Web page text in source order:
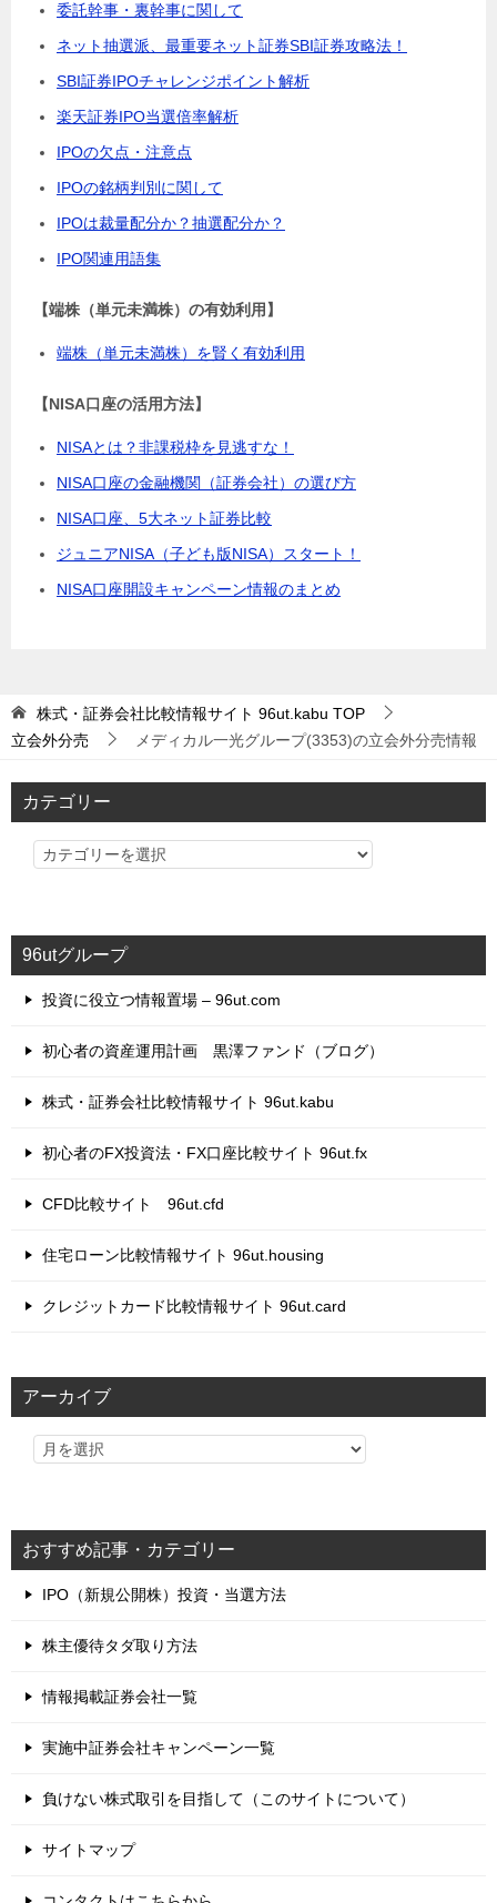
委託幹事・裏幹事に関して
ネット抽選派、最重要ネット証券SBI証券攻略法！
SBI証券IPOチャレンジポイント解析
楽天証券IPO当選倍率解析
IPOの欠点・注意点
IPOの銘柄判別に関して
IPOは裁量配分か？抽選配分か？
IPO関連用語集
【端株（単元未満株）の有効利用】
端株（単元未満株）を賢く有効利用
【NISA口座の活用方法】
NISAとは？非課税枠を見逃すな！
NISA口座の金融機関（証券会社）の選び方
NISA口座、5大ネット証券比較
ジュニアNISA（子ども版NISA）スタート！
NISA口座開設キャンペーン情報のまとめ
株式・証券会社比較情報サイト 96ut.kabu TOP
立会外分売
メディカル一光グループ(3353)の立会外分売情報
カテゴリー
カ
リ
ー
96utグループ
投資に役立つ情報置場 – 96ut.com
初心者の資産運用計画 黒澤ファンド（ブログ）
株式・証券会社比較情報サイト 96ut.kabu
初心者のFX投資法・FX口座比較サイト 96ut.fx
CFD比較サイト 96ut.cfd
住宅ローン比較情報サイト 96ut.housing
クレジットカード比較情報サイト 96ut.card
アーカイブ
おすすめ記事・カテゴリー
IPO（新規公開株）投資・当選方法
株主優待タダ取り方法
情報掲載証券会社一覧
実施中証券会社キャンペーン一覧
負けない株式取引を目指して（このサイトについて）
サイトマップ